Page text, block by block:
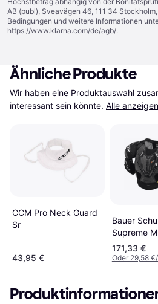
AB (publ), Sveavägen 46, 111 34
Bedingungen und weitere Informationen
https://www.klarna.com/de/agb/.
Ähnliche Produkte
Wir haben eine Produktauswahl
interessant sein könnte. Alle anzeigen
CCM Pro Neck Guard
Sr
43,95 €
Bauer
Supreme
Senior L
171,33 €
Oder 29,58